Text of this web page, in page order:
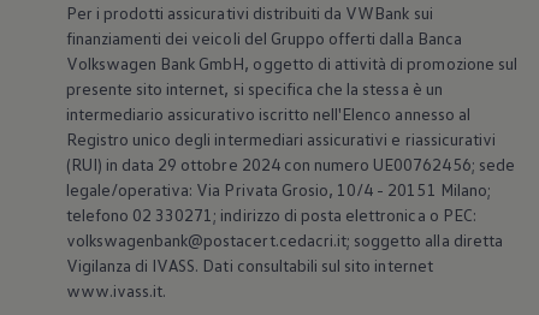
VW Connect per ID. Buzz
VW Connect per Amarok
VW Connect per Transporter e Caravelle
Sistemi di assistenza alla guida
Aggiornamenti software
Aggiornamenti software per ID. Buzz
Car-Net e App-connect
California App
Service
Promozioni
Manutenzione e Servizi
Piani di Manutenzione
Ricambi, Oli Motore e Fluidi
Ruote e Pneumatici
Per i prodotti assicurativi distribuiti da VWBank sui
finanziamenti dei veicoli del Gruppo offerti dalla Banca
Volkswagen Bank GmbH, oggetto di attività di promozione sul
presente sito internet, si specifica che la stessa è un
intermediario assicurativo iscritto nell'Elenco annesso al
Registro unico degli intermediari assicurativi e riassicurativi
(RUI) in data 29 ottobre 2024 con numero UE00762456; sede
legale/operativa: Via Privata Grosio, 10/4 - 20151 Milano;
telefono 02 330271; indirizzo di posta elettronica o PEC:
volkswagenbank@postacert.cedacri.it; soggetto alla diretta
Vigilanza di IVASS. Dati consultabili sul sito internet
www.ivass.it.